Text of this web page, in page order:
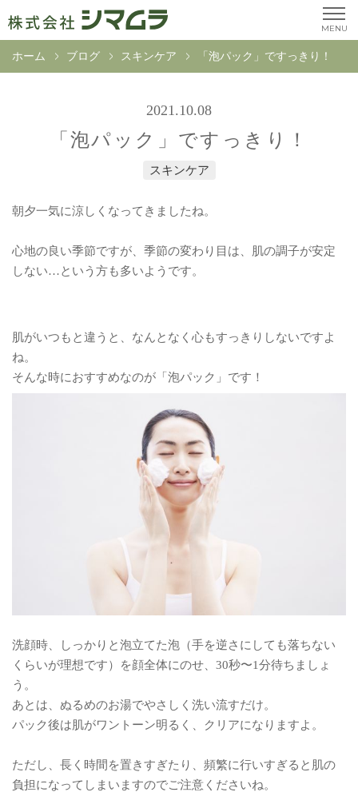
MENU
ホーム ブログ スキンケア 「泡パック」ですっきり！
2021.10.08
「泡パック」ですっきり！
スキンケア
朝夕一気に涼しくなってきましたね。
心地の良い季節ですが、季節の変わり目は、肌の調子が安定
しない…という方も多いようです。
肌がいつもと違うと、なんとなく心もすっきりしないですよ
ね。
そんな時におすすめなのが「泡パック」です！
洗顔時、しっかりと泡立てた泡（手を逆さにしても落ちない
くらいが理想です）を顔全体にのせ、30秒〜1分待ちましょ
う。
あとは、ぬるめのお湯でやさしく洗い流すだけ。
パック後は肌がワントーン明るく、クリアになりますよ。
ただし、長く時間を置きすぎたり、頻繁に行いすぎると肌の
負担になってしまいますのでご注意くださいね。